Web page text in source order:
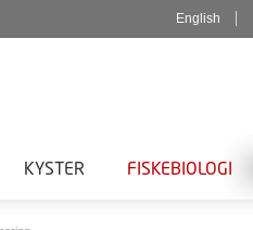
English
KYSTER FISKEBIOLOGI